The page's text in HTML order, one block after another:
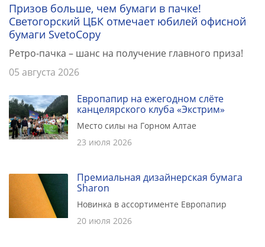
Призов больше, чем бумаги в пачке!
Светогорский ЦБК отмечает юбилей офисной
бумаги SvetoCopy
Ретро-пачка – шанс на получение главного приза!
05 августа 2026
Европапир на ежегодном слёте
канцелярского клуба «Экстрим»
Место силы на Горном Алтае
23 июля 2026
Премиальная дизайнерская бумага
Sharon
Новинка в ассортименте Европапир
20 июля 2026